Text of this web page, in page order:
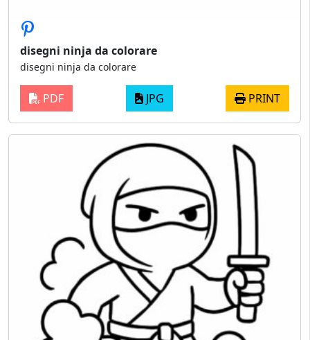
disegni ninja da colorare​
disegni ninja da colorare​
PDF JPG PRINT